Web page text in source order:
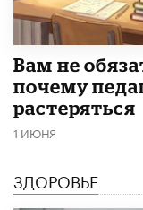
​Вам не
почему
растеряться
1 ИЮНЯ
ЗДОРОВЬЕ